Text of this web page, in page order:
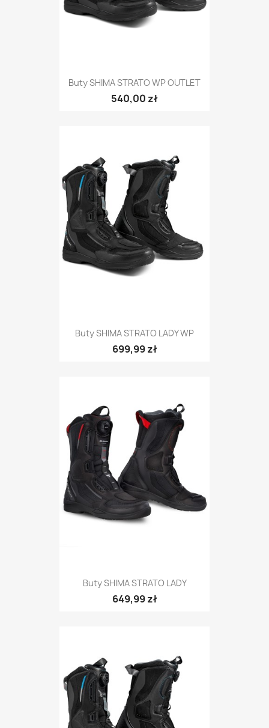
Buty SHIMA STRATO WP OUTLET
540,00 zł
Buty SHIMA STRATO LADY WP
699,99 zł
Buty SHIMA STRATO LADY
649,99 zł